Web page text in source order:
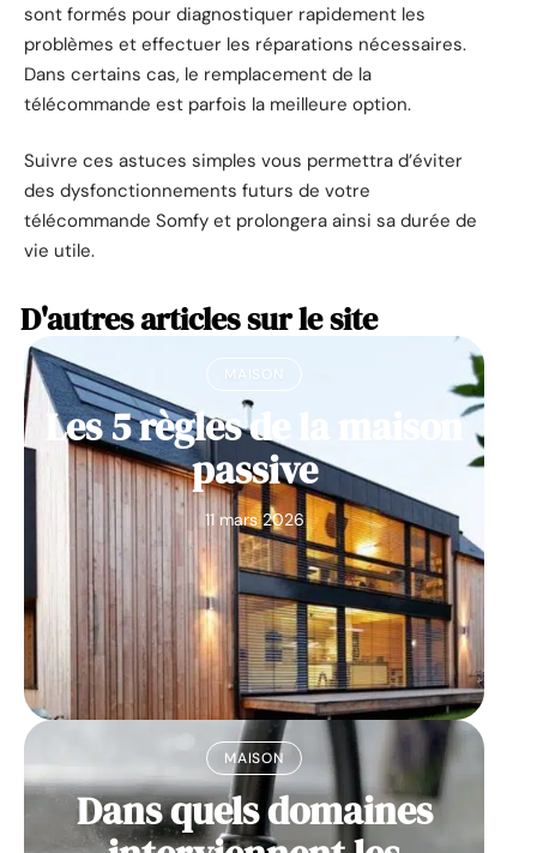
sont formés pour diagnostiquer rapidement les
problèmes et effectuer les réparations nécessaires.
Dans certains cas, le remplacement de la
télécommande est parfois la meilleure option.
Suivre ces astuces simples vous permettra d’éviter
des dysfonctionnements futurs de votre
télécommande Somfy et prolongera ainsi sa durée de
vie utile.
D'autres articles sur le site
MAISON
Les 5 règles de la maison
passive
11 mars 2026
MAISON
Dans quels domaines